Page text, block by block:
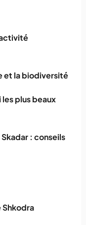
et la biodiversité
plus beaux
: conseils
Shkodra